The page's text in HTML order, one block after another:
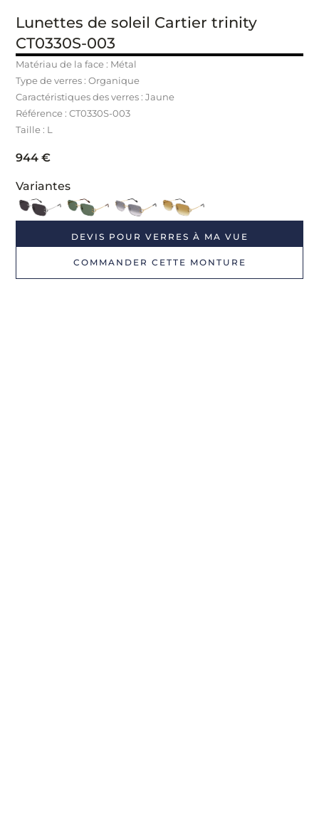
Lunettes de soleil Cartier trinity
CT0330S-003
Matériau de la face : Métal
Type de verres : Organique
Caractéristiques des verres : Jaune
Référence : CT0330S-003
Taille : L
944€
Variantes
DEVIS POUR VERRES À MA VUE
COMMANDER CETTE MONTURE